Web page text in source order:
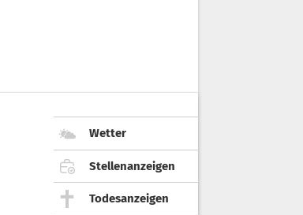
Wetter
Stellenanzeigen
Todesanzeigen